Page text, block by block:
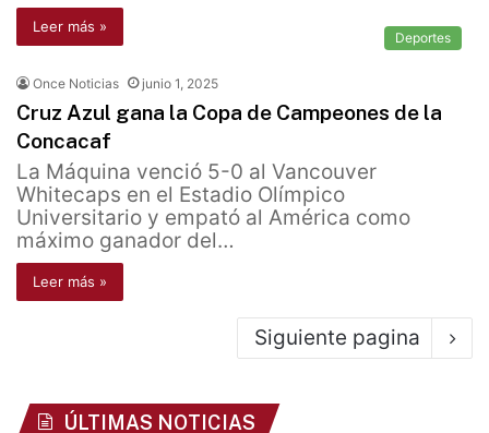
Leer más »
Deportes
Once Noticias junio 1, 2025
Cruz Azul gana la Copa de Campeones de la
Concacaf
La Máquina venció 5-0 al Vancouver
Whitecaps en el Estadio Olímpico
Universitario y empató al América como
máximo ganador del…
Leer más »
Siguiente pagina
ÚLTIMAS NOTICIAS